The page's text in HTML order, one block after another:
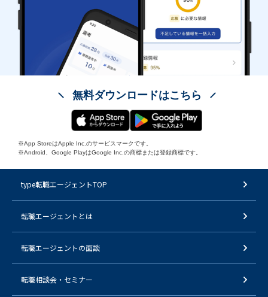
無料ダウンロードはこちら
※App StoreはApple Inc.のサービスマークです。
※Android、Google PlayはGoogle Inc.の商標または登録商標です。
type転職エージェントTOP
転職エージェントとは
転職エージェントの面談
転職相談会・セミナー